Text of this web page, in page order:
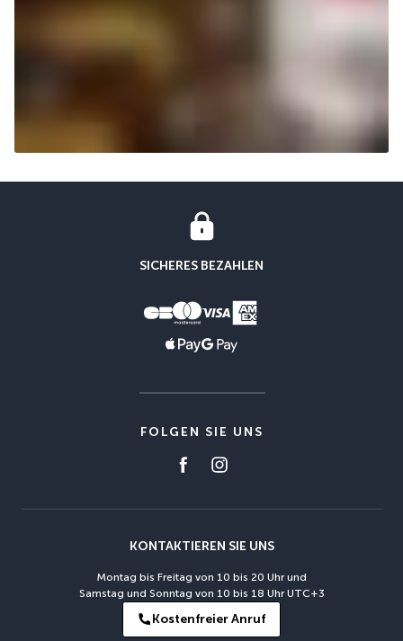
SICHERES BEZAHLEN
FOLGEN SIE UNS
KONTAKTIEREN SIE UNS
Montag bis Freitag von 10 bis 20 Uhr und
Samstag und Sonntag von 10 bis 18 Uhr UTC+3
Kostenfreier Anruf